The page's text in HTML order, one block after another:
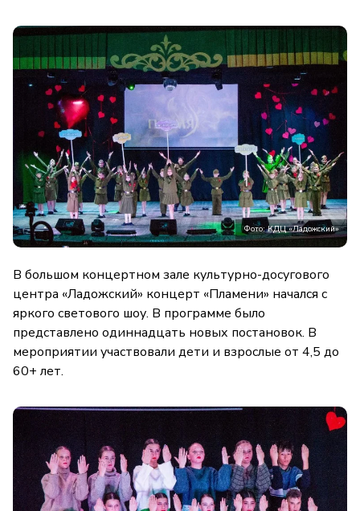
Фото: КДЦ «Ладожский»
В большом концертном зале культурно-досугового
центра «Ладожский» концерт «Пламени» начался с
яркого светового шоу. В программе было
представлено одиннадцать новых постановок. В
мероприятии участвовали дети и взрослые от 4,5 до
60+ лет.